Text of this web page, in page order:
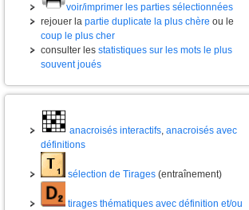
voir/imprimer les parties sélectionnées
rejouer la partie duplicate la plus chère ou le
coup le plus cher
consulter les statistiques sur les mots le plus
souvent joués
anacroisés interactifs, anacroisés avec
définitions
sélection de Tirages (entraînement)
tirages thématiques avec définition et/ou